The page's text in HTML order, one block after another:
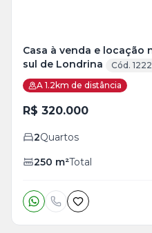
Casa à venda e locação
sul de Londrina
Cód.
A 1.2km de distância
R$ 320.000
2Quartos
250 m²Total